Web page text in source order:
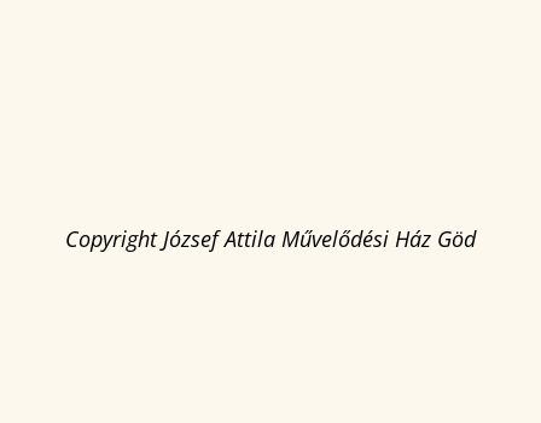
Copyright József Attila Művelődési Ház Göd